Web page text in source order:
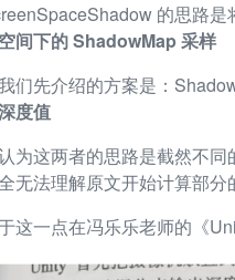
的思路
间下的 ShadowMap 采样
们先介绍的方案是：
度值
为这两者的思路是截然不
无法理解原文开始计算部分
这一点在冯乐乐老师的《